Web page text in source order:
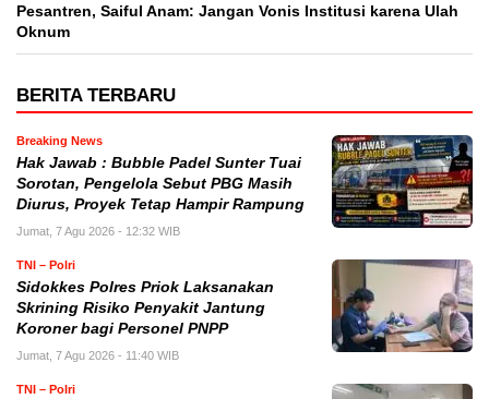
Pesantren, Saiful Anam: Jangan Vonis Institusi karena Ulah
Oknum
BERITA TERBARU
Breaking News
Hak Jawab : Bubble Padel Sunter Tuai
Sorotan, Pengelola Sebut PBG Masih
Diurus, Proyek Tetap Hampir Rampung
Jumat, 7 Agu 2026 - 12:32 WIB
TNI – Polri
Sidokkes Polres Priok Laksanakan
Skrining Risiko Penyakit Jantung
Koroner bagi Personel PNPP
Jumat, 7 Agu 2026 - 11:40 WIB
TNI – Polri